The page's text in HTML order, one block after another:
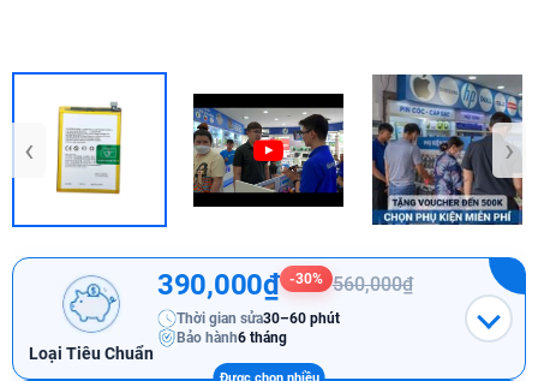
‹ ›
Loại Tiêu Chuẩn
390,000₫ -30% 560,000₫
Thời gian sửa30–60 phút
Bảo hành6 tháng